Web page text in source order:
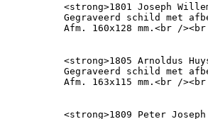
<strong>1801 Joseph Willem
Gegraveerd schild met
Afm. 160x128 mm.<br /
<strong>1805 Arnoldus
Gegraveerd schild met
Afm. 163x115 mm.<br /
<strong>1809 Peter